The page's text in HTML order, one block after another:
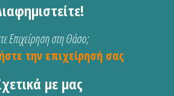
Επιχείρηση στη Θάσο;
την επιχείρησή σας
με μας